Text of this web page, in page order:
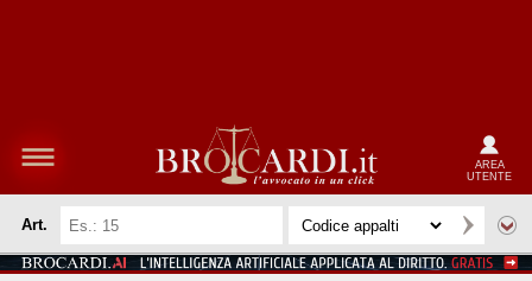
AREA
UTENTE
Art.